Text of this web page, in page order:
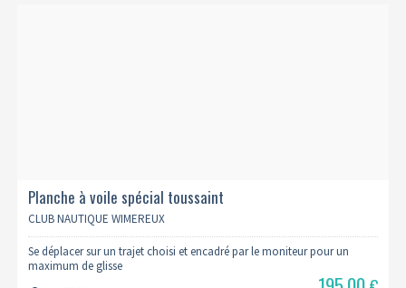
Planche à voile spécial toussaint
CLUB NAUTIQUE WIMEREUX
Se déplacer sur un trajet choisi et encadré par le moniteur pour un
maximum de glisse